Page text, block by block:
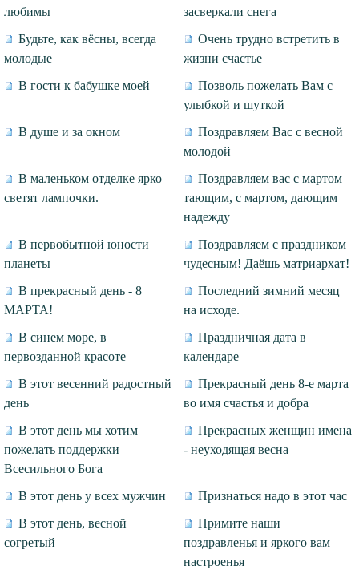
любимы
засверкали снега
Будьте, как вёсны, всегда
молодые
Очень трудно встретить в
жизни счастье
В гости к бабушке моей
Позволь пожелать Вам с
улыбкой и шуткой
В душе и за окном
Поздравляем Вас с весной
молодой
В маленьком отделке ярко
светят лампочки.
Поздравляем вас с мартом
тающим, с мартом, дающим
надежду
В первобытной юности
планеты
Поздравляем с праздником
чудесным! Даёшь матриархат!
В прекрасный день - 8
МАРТА!
Последний зимний месяц
на исходе.
В синем море, в
первозданной красоте
Праздничная дата в
календаре
В этот весенний радостный
день
Прекрасный день 8-е марта
во имя счастья и добра
В этот день мы хотим
пожелать поддержки
Всесильного Бога
Прекрасных женщин имена
- неуходящая весна
В этот день у всех мужчин
Признаться надо в этот час
В этот день, весной
согретый
Примите наши
поздравленья и яркого вам
настроенья